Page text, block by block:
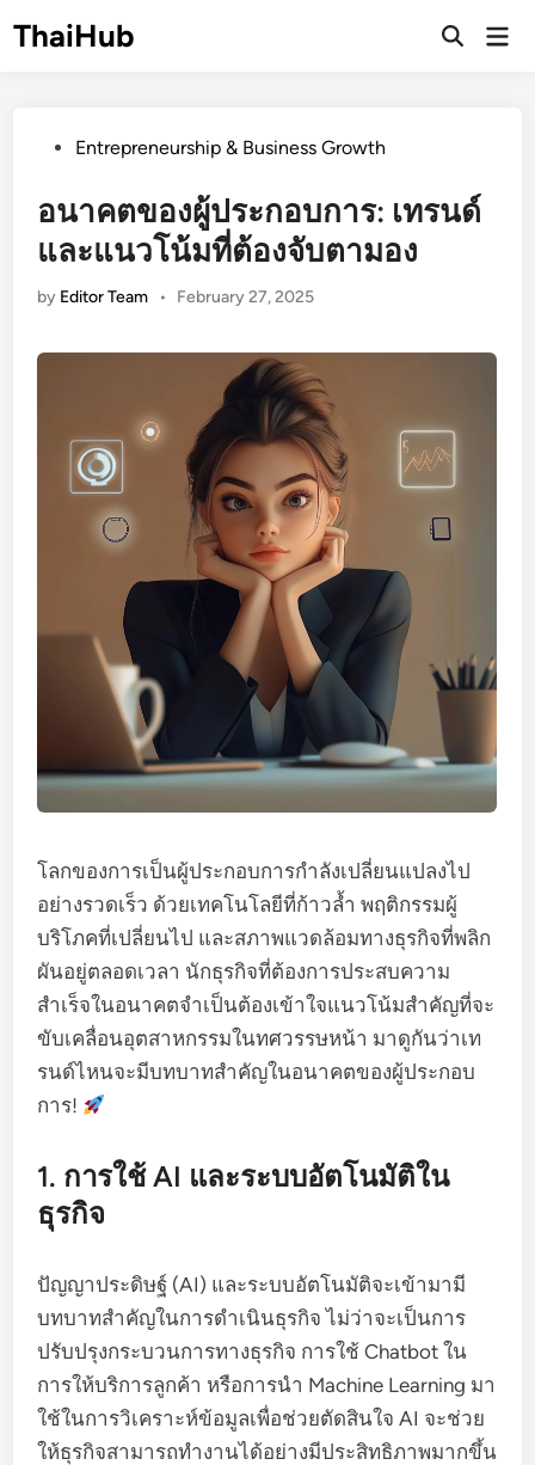
ThaiHub
PostedEntrepreneurship & Business Growth
อนาคตของผู้ประกอบการ: เทรนด์
และแนวโน้มที่ต้องจับตามอง
by Editor Team • February 27, 2025
โลกของการเป็นผู้ประกอบการกำลังเปลี่ยนแปลงไป
อย่างรวดเร็ว ด้วยเทคโนโลยีที่ก้าวล้ำ พฤติกรรมผู้
บริโภคที่เปลี่ยนไป และสภาพแวดล้อมทางธุรกิจที่พลิก
ผันอยู่ตลอดเวลา นักธุรกิจที่ต้องการประสบความ
สำเร็จในอนาคตจำเป็นต้องเข้าใจแนวโน้มสำคัญที่จะ
ขับเคลื่อนอุตสาหกรรมในทศวรรษหน้า มาดูกันว่าเท
รนด์ไหนจะมีบทบาทสำคัญในอนาคตของผู้ประกอบ
การ!
1. การใช้ AI และระบบอัตโนมัติใน
ธุรกิจ
ปัญญาประดิษฐ์ (AI) และระบบอัตโนมัติจะเข้ามามี
บทบาทสำคัญในการดำเนินธุรกิจ ไม่ว่าจะเป็นการ
ปรับปรุงกระบวนการทางธุรกิจ การใช้ Chatbot ใน
การให้บริการลูกค้า หรือการนำ Machine Learning มา
ใช้ในการวิเคราะห์ข้อมูลเพื่อช่วยตัดสินใจ AI จะช่วย
ให้ธุรกิจสามารถทำงานได้อย่างมีประสิทธิภาพมากขึ้น